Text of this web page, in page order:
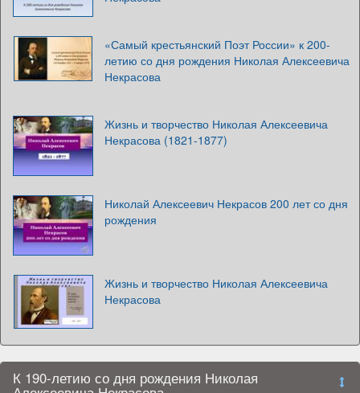
«Самый крестьянский Поэт России» к 200-
летию со дня рождения Николая Алексеевича
Некрасова
Жизнь и творчество Николая Алексеевича
Некрасова (1821-1877)
Николай Алексеевич Некрасов 200 лет со дня
рождения
Жизнь и творчество Николая Алексеевича
Некрасова
К 190-летию со дня рождения Николая